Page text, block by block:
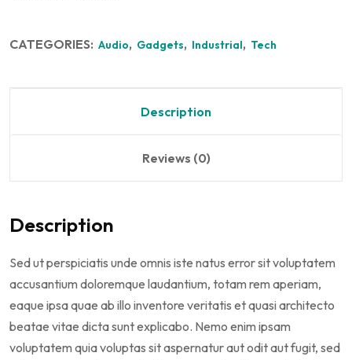
CATEGORIES: Audio, Gadgets, Industrial, Tech
Description
Reviews (0)
Description
Sed ut perspiciatis unde omnis iste natus error sit voluptatem
accusantium doloremque laudantium, totam rem aperiam,
eaque ipsa quae ab illo inventore veritatis et quasi architecto
beatae vitae dicta sunt explicabo. Nemo enim ipsam
voluptatem quia voluptas sit aspernatur aut odit aut fugit, sed